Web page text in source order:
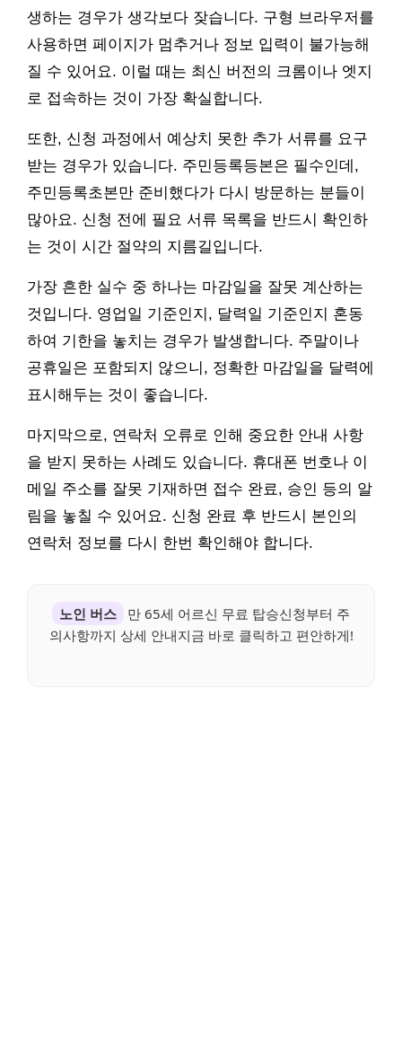
생하는 경우가 생각보다 잦습니다. 구형 브라우저를
사용하면 페이지가 멈추거나 정보 입력이 불가능해
질 수 있어요. 이럴 때는 최신 버전의 크롬이나 엣지
로 접속하는 것이 가장 확실합니다.
또한, 신청 과정에서 예상치 못한 추가 서류를 요구
받는 경우가 있습니다. 주민등록등본은 필수인데,
주민등록초본만 준비했다가 다시 방문하는 분들이
많아요. 신청 전에 필요 서류 목록을 반드시 확인하
는 것이 시간 절약의 지름길입니다.
가장 흔한 실수 중 하나는 마감일을 잘못 계산하는
것입니다. 영업일 기준인지, 달력일 기준인지 혼동
하여 기한을 놓치는 경우가 발생합니다. 주말이나
공휴일은 포함되지 않으니, 정확한 마감일을 달력에
표시해두는 것이 좋습니다.
마지막으로, 연락처 오류로 인해 중요한 안내 사항
을 받지 못하는 사례도 있습니다. 휴대폰 번호나 이
메일 주소를 잘못 기재하면 접수 완료, 승인 등의 알
림을 놓칠 수 있어요. 신청 완료 후 반드시 본인의
연락처 정보를 다시 한번 확인해야 합니다.
노인 버스
만 65세 어르신 무료 탑승신청부터 주
의사항까지 상세 안내지금 바로 클릭하고 편안하게!